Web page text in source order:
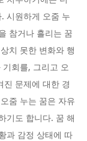
시원하게 오줌 누
참거나 흘리는 꿈
치 못한 변화와 행
회를, 그리고 오
진 문제에 대한 경
줌 누는 꿈은 자유
기도 합니다. 꿈 해
과 감정 상태에 따